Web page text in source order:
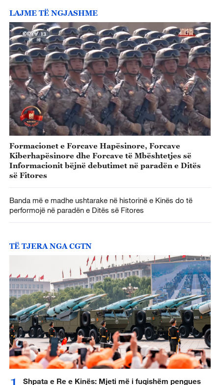
LAJME TË NGJASHME
Formacionet e Forcave Hapësinore, Forcave
Kiberhapësinore dhe Forcave të Mbështetjes së
Informacionit bëjnë debutimet në paradën e Ditës
së Fitores
Banda më e madhe ushtarake në historinë e Kinës do të
performojë në paradën e Ditës së Fitores
TË TJERA NGA CGTN
Shpata e Re e Kinës: Mjeti më i fuqishëm pengues